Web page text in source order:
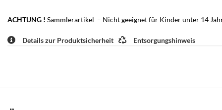
ACHTUNG ! Sammlerartikel – Nicht geeignet für Kinder unter 14
Details zur Produktsicherheit Entsorgungshinweis